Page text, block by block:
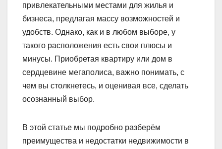
привлекательными местами для жилья и
бизнеса, предлагая массу возможностей и
удобств. Однако, как и в любом выборе, у
такого расположения есть свои плюсы и
минусы. Приобретая квартиру или дом в
сердцевине мегаполиса, важно понимать, с
чем вы столкнетесь, и оценивая все, сделать
осознанный выбор.
В этой статье мы подробно разберём
преимущества и недостатки недвижимости в